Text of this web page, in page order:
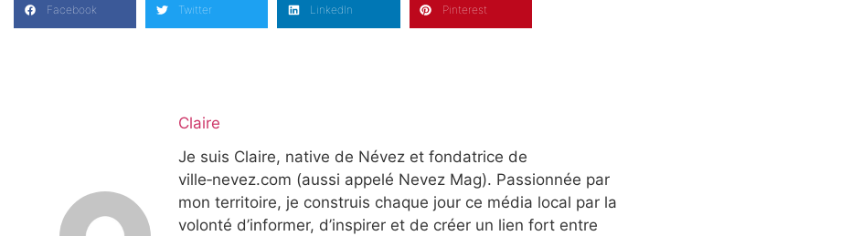
Facebook Twitter LinkedIn Pinterest
Claire
Je suis Claire, native de Névez et fondatrice de
ville‑nevez.com (aussi appelé Nevez Mag). Passionnée par
mon territoire, je construis chaque jour ce média local par la
volonté d’informer, d’inspirer et de créer un lien fort entre